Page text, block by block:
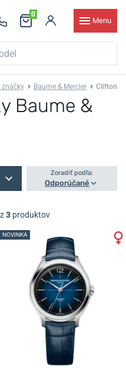
0
Menu
značky Baume & Mercier Clifton
Baume &
Zoradiť podľa:
Odporúčané
3 produktov
NOVINKA